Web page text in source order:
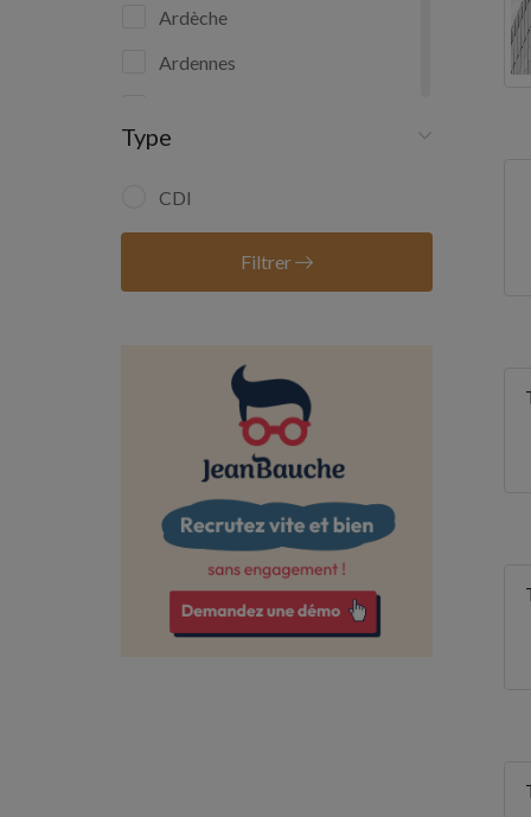
Ardèche
Ardennes
Aube
Aude
Bas-Rhin
Calvados
Charente
Charente-Maritime
Corrèze
Type
CDI
Filtrer